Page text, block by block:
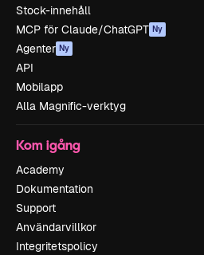
Stock-innehåll
MCP för Claude/ChatGPT Ny
Agenter Ny
API
Mobilapp
Alla Magnific-verktyg
Kom igång
Academy
Dokumentation
Support
Användarvillkor
Integritetspolicy